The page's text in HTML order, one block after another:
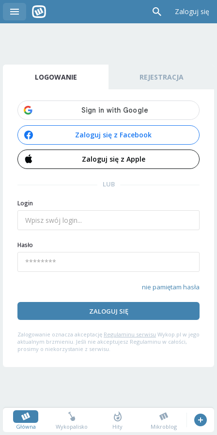
Zaloguj się
LOGOWANIE REJESTRACJA
Zaloguj się z Facebook
Zaloguj się z Apple
LUB
Login
Hasło
nie pamiętam hasła
ZALOGUJ SIĘ
Zalogowanie oznacza akceptację Regulaminu serwisu Wykop.pl w jego
aktualnym brzmieniu. Jeśli nie akceptujesz Regulaminu w całości,
prosimy o niekorzystanie z serwisu.
Główna Wykopalisko Hity Mikroblog